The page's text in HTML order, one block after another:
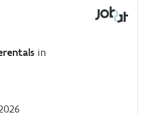
in